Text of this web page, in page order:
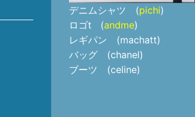
デニムシャツ (pichi)
ロゴt (andme)
レギパン (machatt)
バッグ (chanel)
ブーツ (celine)